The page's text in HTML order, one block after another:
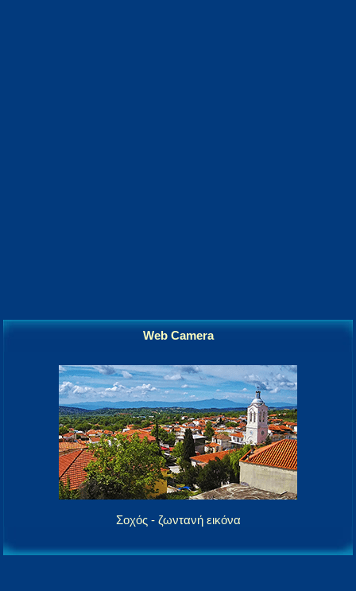
Web Camera
Σοχός - ζωντανή εικόνα